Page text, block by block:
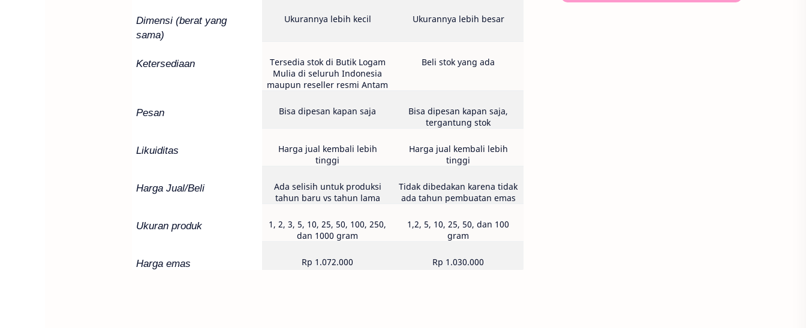
Dimensi (berat yang
sama)
Ukurannya lebih kecil Ukurannya lebih besar
Ketersediaan
Tersedia stok di Butik Logam
Mulia di seluruh Indonesia
maupun reseller resmi Antam
Beli stok yang ada
Pesan Bisa dipesan kapan saja
Bisa dipesan kapan saja,
tergantung stok
Likuiditas
Harga jual kembali lebih
tinggi
Harga jual kembali lebih
tinggi
Harga Jual/Beli
Ada selisih untuk produksi
tahun baru vs tahun lama
Tidak dibedakan karena tidak
ada tahun pembuatan emas
Ukuran produk
1, 2, 3, 5, 10, 25, 50, 100, 250,
dan 1000 gram
1,2, 5, 10, 25, 50, dan 100
gram
Harga emas Rp 1.072.000 Rp 1.030.000